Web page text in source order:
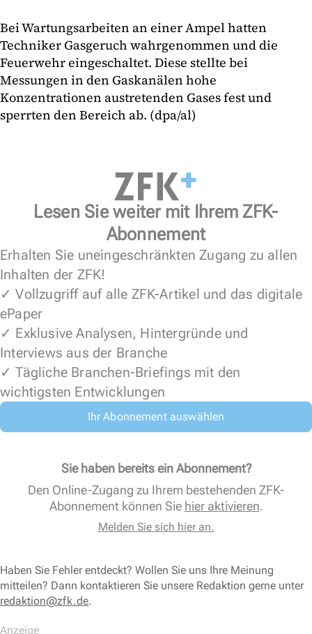
Bei Wartungsarbeiten an einer Ampel hatten
Techniker Gasgeruch wahrgenommen und die
Feuerwehr eingeschaltet. Diese stellte bei
Messungen in den Gaskanälen hohe
Konzentrationen austretenden Gases fest und
sperrten den Bereich ab. (dpa/al)
Lesen Sie weiter mit Ihrem ZFK-
Abonnement
Erhalten Sie uneingeschränkten Zugang zu allen
Inhalten der ZFK!
✓ Vollzugriff auf alle ZFK-Artikel und das digitale
ePaper
✓ Exklusive Analysen, Hintergründe und
Interviews aus der Branche
✓ Tägliche Branchen-Briefings mit den
wichtigsten Entwicklungen
Ihr Abonnement auswählen
Sie haben bereits ein Abonnement?
Den Online-Zugang zu Ihrem bestehenden ZFK-
Abonnement können Sie hier aktivieren.
Melden Sie sich hier an.
Haben Sie Fehler entdeckt? Wollen Sie uns Ihre Meinung
mitteilen? Dann kontaktieren Sie unsere Redaktion gerne unter
redaktion@zfk.de.